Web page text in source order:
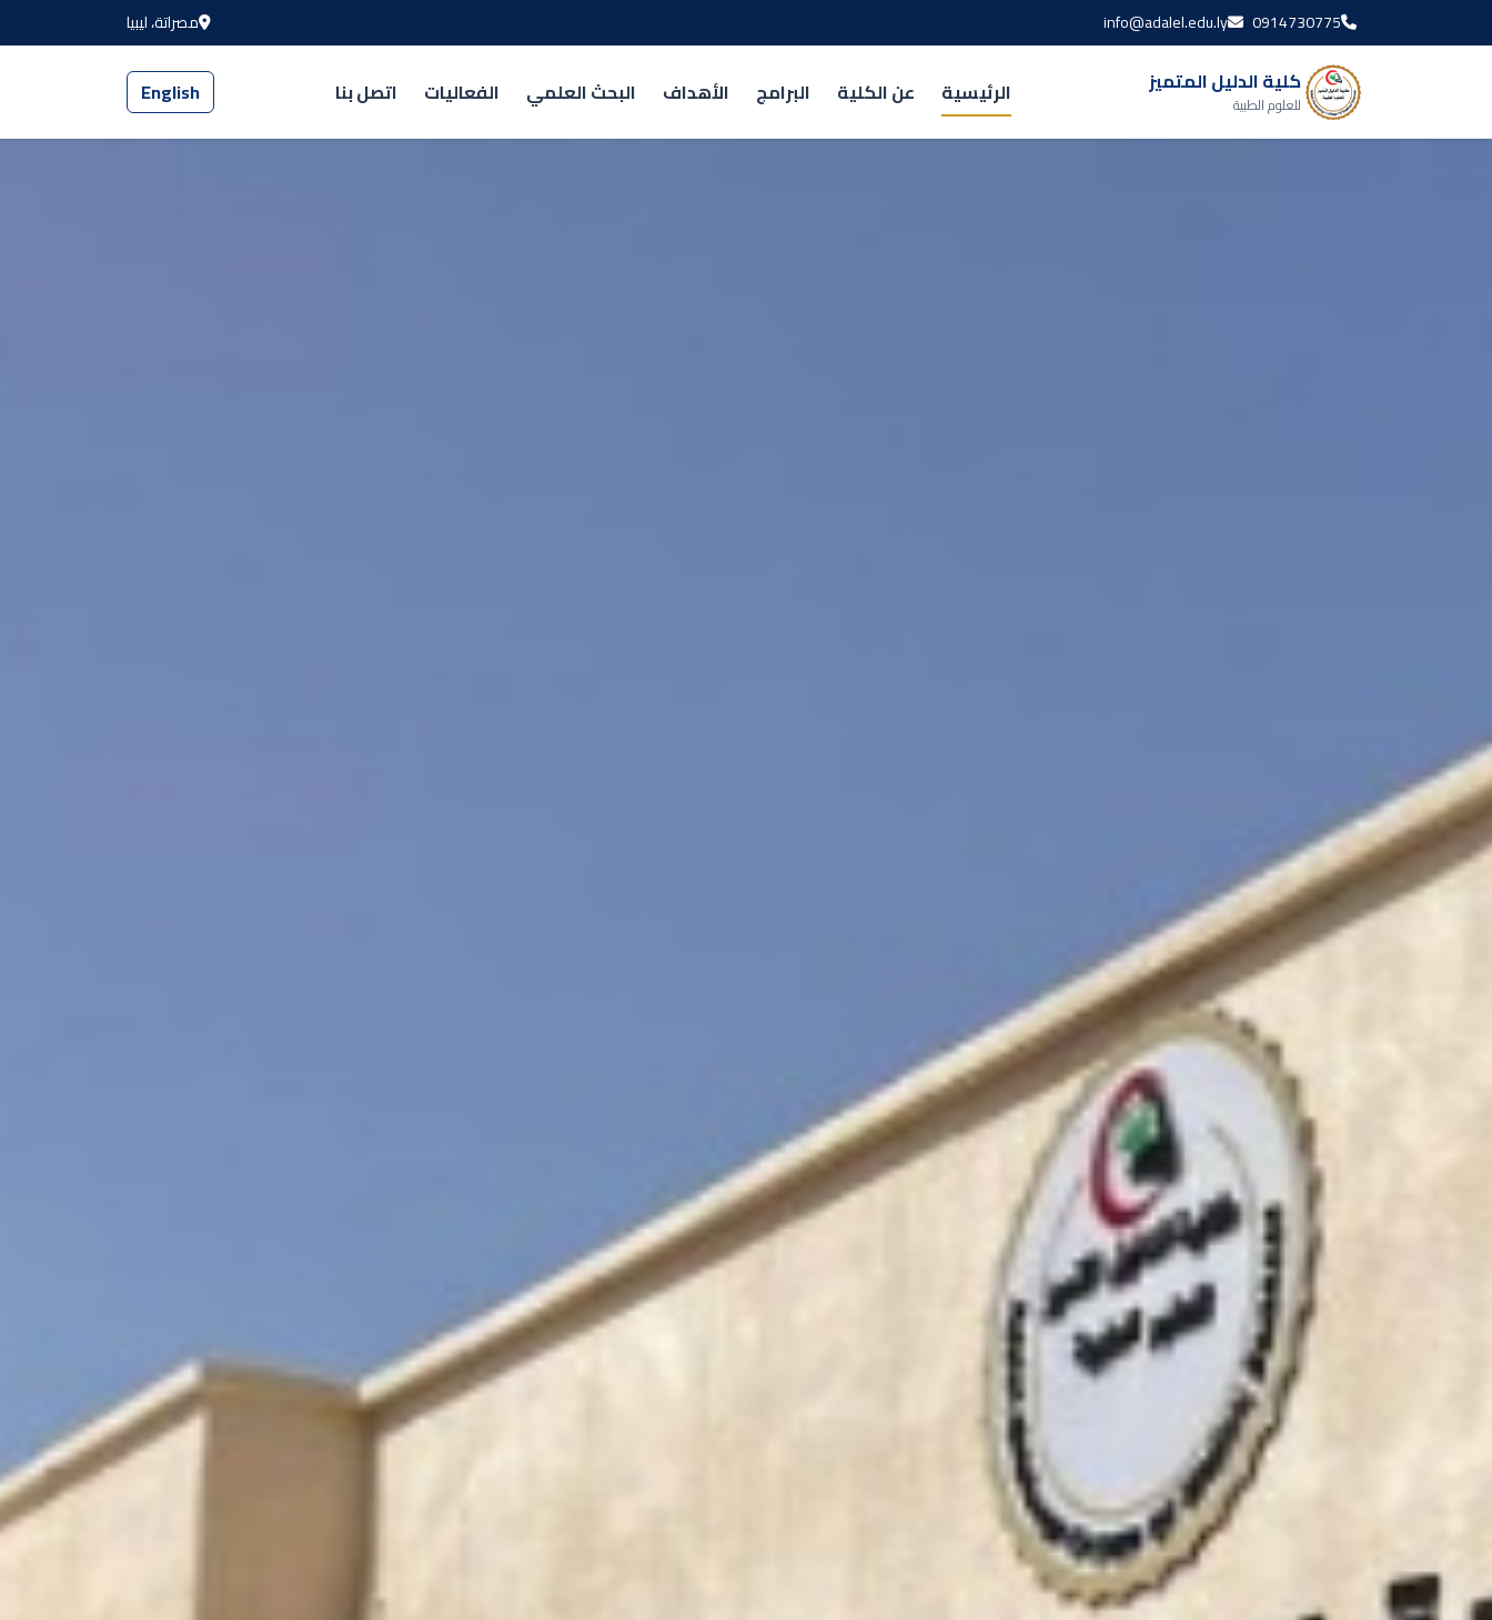
0914730775
info@adalel.edu.ly مصراتة، ليبيا
كلية الدليل المتميز
للعلوم الطبية الرئيسية عن الكلية البرامج الأهداف البحث العلمي الفعاليات اتصل بنا English